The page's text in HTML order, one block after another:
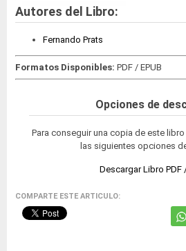
Autores del Libro:
Fernando Prats
Formatos Disponibles: PDF / EPUB
Opciones de
Para conseguir una copia de este
las siguientes opciones
Descargar Libro PDF
COMPARTE ESTE ARTICULO: